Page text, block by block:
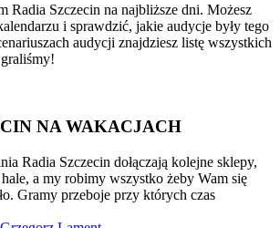
Radia Szczecin na najbliższe dni. Możesz
i sprawdzić, jakie audycje były tego
audycji znajdziesz listę wszystkich
NA WAKACJACH
Radia Szczecin dołączają kolejne sklepy,
a my robimy wszystko żeby Wam się
Gramy przeboje przy których czas